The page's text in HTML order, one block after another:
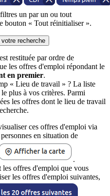
un par un ou tout
bouton « Tout réinitialiser ».
recherche
restituée par ordre de
les offres d'emploi répondant le
en premier.
« Lieu de travail » ? La liste
plus à vos critères. Parmi
les offres dont le lieu de travail
ces offres d'emploi via
en situation de
.
offres d'emploi que vous
les offres d'emploi suivantes,